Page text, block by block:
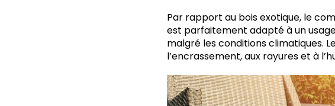
Par rapport au bois exotique, le
est parfaitement adapté à un
malgré les conditions climatiques.
l’encrassement, aux rayures et à